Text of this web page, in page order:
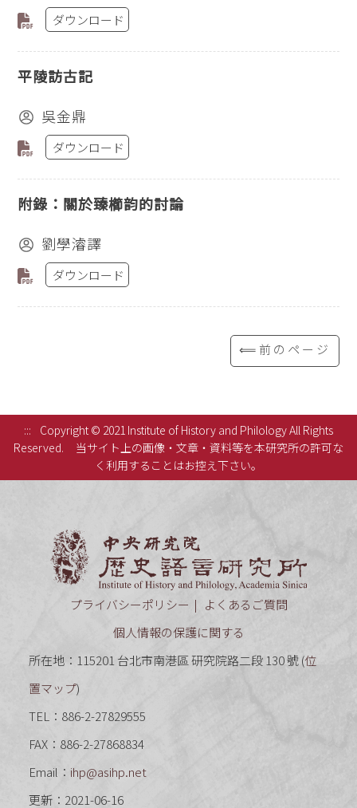
ダウンロード
平陵訪古記
吳金鼎
ダウンロード
附錄：關於臻櫛韵的討論
劉學濬譯
ダウンロード
⟸前のページ
:::
Copyright © 2021 Institute of History and Philology All Rights
Reserved.
当サイト上の画像・文章・資料等を本研究所の許可な
く利用することはお控え下さい。
プライバシーポリシー
よくあるご質問
個人情報の保護に関する
所在地：115201 台北市南港區 研究院路二段 130 號 (位
置マップ)
TEL：886-2-27829555
FAX：886-2-27868834
Email： ihp@asihp.net
更新：2021-06-16